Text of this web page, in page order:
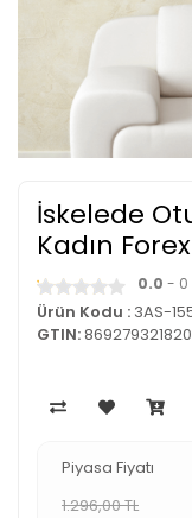
İskelede
Kadın
0.0 - 0
Ürün Kodu : 3AS-
GTIN:
Piyasa Fiyatı
1.296,00 TL